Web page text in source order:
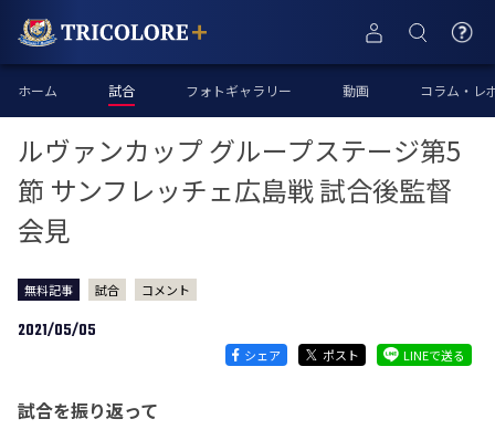
ホーム 試合 フォトギャラリー 動画 コラム・レ
ルヴァンカップ グループステージ第5
節 サンフレッチェ広島戦 試合後監督
会見
無料記事 試合 コメント
2021/05/05
シェア ポスト LINEで送る
試合を振り返って